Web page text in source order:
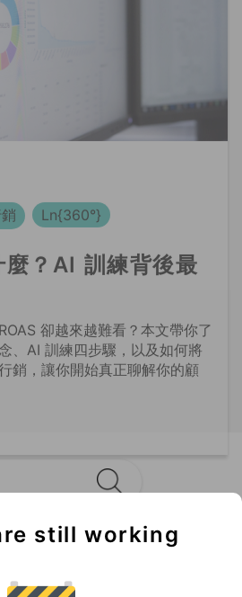
Ln{360°}
？AI 訓練背後最
卻越來越難看？本文帶你了
、AI 訓練四步驟，以及如何將
銷，讓你開始真正聊解你的顧
still working